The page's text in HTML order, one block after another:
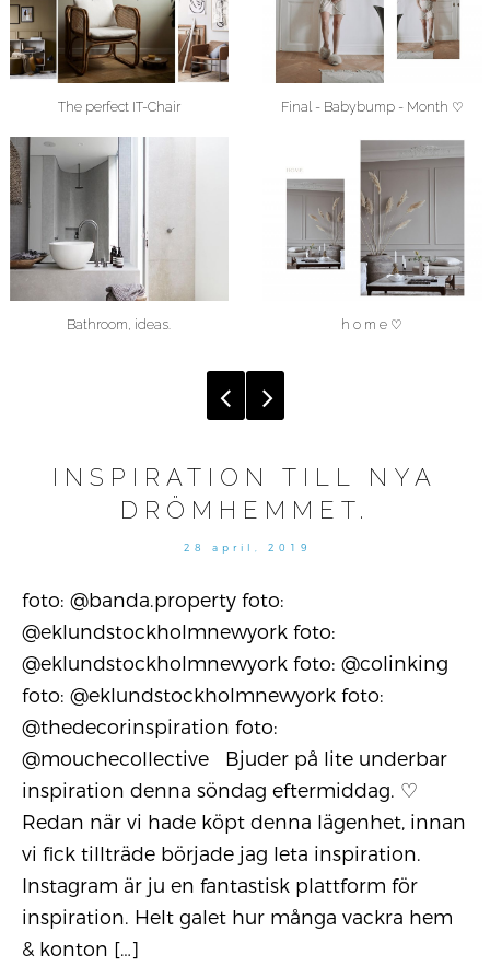
The perfect IT-Chair
Bathroom, ideas.
Final - Babybump - Month ♡
h o m e ♡
INSPIRATION TILL NYA
DRÖMHEMMET.
28 april, 2019
foto: @banda.property foto:
@eklundstockholmnewyork foto:
@eklundstockholmnewyork foto: @colinking
foto: @eklundstockholmnewyork foto:
@thedecorinspiration foto:
@mouchecollective Bjuder på lite underbar
inspiration denna söndag eftermiddag. ♡
Redan när vi hade köpt denna lägenhet, innan
vi fick tillträde började jag leta inspiration.
Instagram är ju en fantastisk plattform för
inspiration. Helt galet hur många vackra hem
& konton […]